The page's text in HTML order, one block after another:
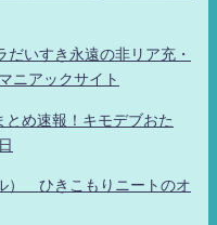
いすき永遠の非リア充・
ニアックサイト
め速報！キモデブおた
） ひきこもりニートのオ